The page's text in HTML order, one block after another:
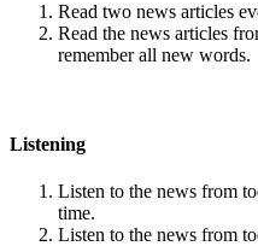
Read two news articles
Read the news articles
remember all new words.
Listening
Listen to the news from
time.
Listen to the news from